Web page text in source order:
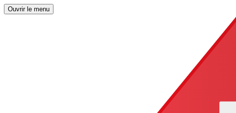
Ouvrir le menu